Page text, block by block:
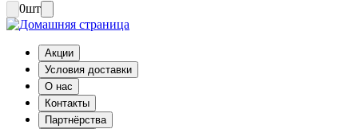
0шт
Акции
Условия доставки
О нас
Контакты
Партнёрства